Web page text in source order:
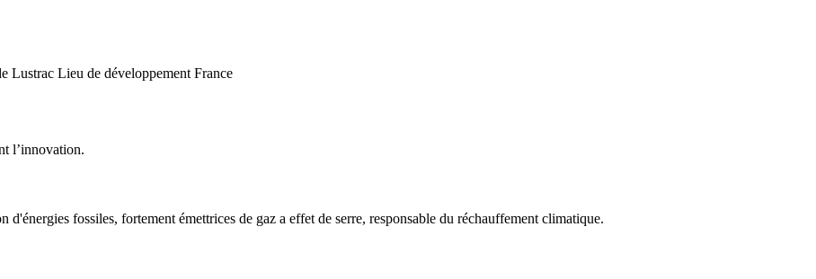
Lustrac Lieu de développement France
l’innovation.
fossiles, fortement émettrices de gaz a effet de serre, responsable du réchauffement climatique.